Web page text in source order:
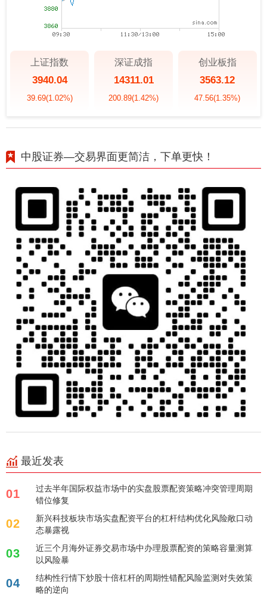
上证指数
3940.04
39.69(1.02%)
深证成指
14311.01
200.89(1.42%)
创业板指
3563.12
47.56(1.35%)
中股证券—交易界面更简洁，下单更快！
最近发表
01
过去半年国际权益市场中的实盘股票配资策略冲突管理周期
错位修复
02
新兴科技板块市场实盘配资平台的杠杆结构优化风险敞口动
态暴露视
03
近三个月海外证券交易市场中办理股票配资的策略容量测算
以风险暴
04
结构性行情下炒股十倍杠杆的周期性错配风险监测对失效策
略的逆向